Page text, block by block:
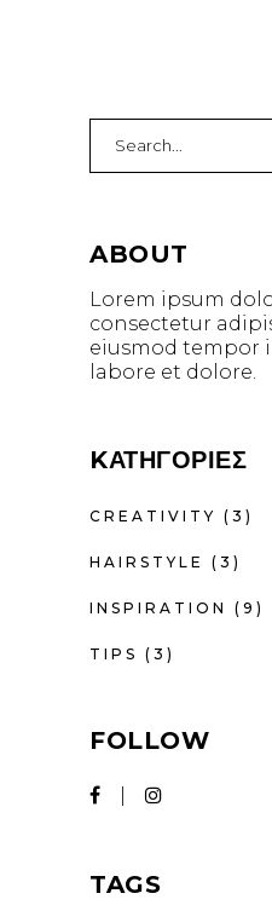
for:
ABOUT
Lorem ipsum
consectetur
eiusmod tempor
labore et dolore.
KΑΤΗΓΟΡΊΕΣ
CREATIVITY (3)
HAIRSTYLE (3)
INSPIRATION (9)
TIPS (3)
FOLLOW
TAGS